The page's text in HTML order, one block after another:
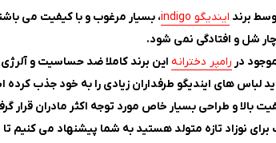
برند ایندیگو indigo
، بسیار مرغوب و با کیفیت می
شل و افتادگی نمی شود.
در رامپر دخترانه این برند کاملا ضد حساسیت و
لباس های ایندیگو طرفداران زیادی را به خود جذب
بالا و طراحی بسیار خاص مورد توجه اکثر مادران قرار
نوزاد تازه متولد هستید به شما پیشنهاد می کنیم تا